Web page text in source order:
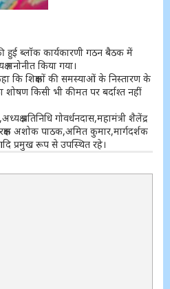
की हुई ब्लॉक कार्यकारणी गठन बैठक में
मनोनीत किया गया।
कि शिक्षकों की समस्याओं के निस्तारण के
शोषण किसी भी कीमत पर बर्दाश्त नहीं
प्रतिनिधि गोवर्धनदास,महामंत्री शैलेंद्र
अशोक पाठक,अमित कुमार,मार्गदर्शक
प्रमुख रूप से उपस्थित रहे।